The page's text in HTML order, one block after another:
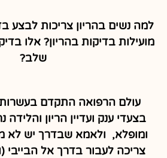
למה נשים בהריון צריכות לבצע
מועילות בדיקות בהריון? אלו
שלב?
עולם הרפואה התקדם בעשרות
בצעדי ענק ועדיין הריון
ומופלא, ולאמא שבדרך יש לא
צריכה לעבור בדרך אל הבייבי